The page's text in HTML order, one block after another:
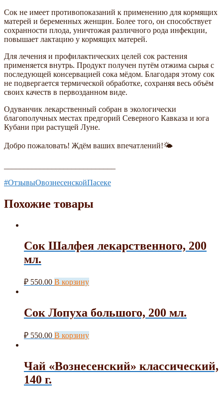
Сок не имеет противопоказаний к применению для кормящих
матерей и беременных женщин. Более того, он способствует
сохранности плода, уничтожая различного рода инфекции,
повышает лактацию у кормящих матерей.
Для лечения и профилактических целей сок растения
применяется внутрь. Продукт получен путём отжима сырья с
последующей консервацией сока мёдом. Благодаря этому сок
не подвергается термической обработке, сохраняя весь объём
своих качеств в первозданном виде.
Одуванчик лекарственный собран в экологически
благополучных местах предгорий Северного Кавказа и юга
Кубани при растущей Луне.
Добро пожаловать! Ждём ваших впечатлений!🌤
#ОтзывыОвознесенскойПасеке
Похожие товары
Сок Шалфея лекарственного, 200
мл.
₽ 550.00 В корзину
Сок Лопуха большого, 200 мл.
₽ 550.00 В корзину
Чай «Вознесенский» классический,
140 г.